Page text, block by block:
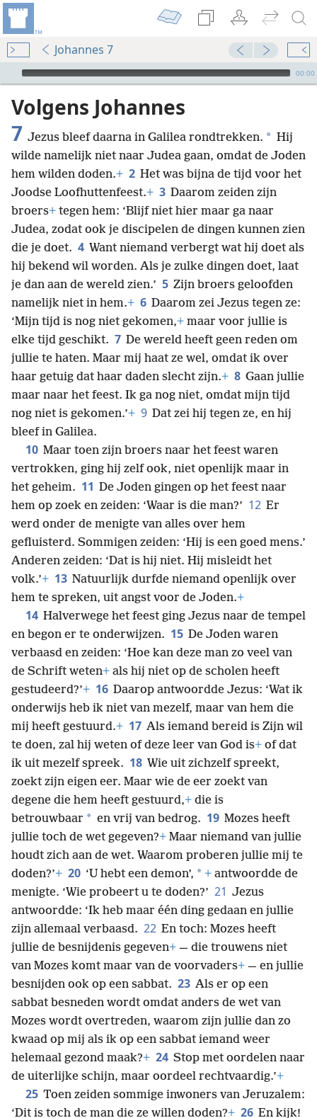
Johannes 7
Audio Player
00:00
Volgens Johannes
7 Jezus bleef daarna in Galilea rondtrekken. * Hij
wilde namelijk niet naar Judea gaan, omdat de Joden
hem wilden doden.+ 2 Het was bijna de tijd voor het
Joodse Loofhuttenfeest.+ 3 Daarom zeiden zijn
broers+ tegen hem: ‘Blijf niet hier maar ga naar
Judea, zodat ook je discipelen de dingen kunnen zien
die je doet. 4 Want niemand verbergt wat hij doet als
hij bekend wil worden. Als je zulke dingen doet, laat
je dan aan de wereld zien.’ 5 Zijn broers geloofden
namelijk niet in hem.+ 6 Daarom zei Jezus tegen ze:
‘Mijn tijd is nog niet gekomen,+ maar voor jullie is
elke tijd geschikt. 7 De wereld heeft geen reden om
jullie te haten. Maar mij haat ze wel, omdat ik over
haar getuig dat haar daden slecht zijn.+ 8 Gaan jullie
maar naar het feest. Ik ga nog niet, omdat mijn tijd
nog niet is gekomen.’+ 9 Dat zei hij tegen ze, en hij
bleef in Galilea.
10 Maar toen zijn broers naar het feest waren
vertrokken, ging hij zelf ook, niet openlijk maar in
het geheim. 11 De Joden gingen op het feest naar
hem op zoek en zeiden: ‘Waar is die man?’ 12 Er
werd onder de menigte van alles over hem
gefluisterd. Sommigen zeiden: ‘Hij is een goed mens.’
Anderen zeiden: ‘Dat is hij niet. Hij misleidt het
volk.’+ 13 Natuurlijk durfde niemand openlijk over
hem te spreken, uit angst voor de Joden.+
14 Halverwege het feest ging Jezus naar de tempel
en begon er te onderwijzen. 15 De Joden waren
verbaasd en zeiden: ‘Hoe kan deze man zo veel van
de Schrift weten+ als hij niet op de scholen heeft
gestudeerd?’+ 16 Daarop antwoordde Jezus: ‘Wat ik
onderwijs heb ik niet van mezelf, maar van hem die
mij heeft gestuurd.+ 17 Als iemand bereid is Zijn wil
te doen, zal hij weten of deze leer van God is+ of dat
ik uit mezelf spreek. 18 Wie uit zichzelf spreekt,
zoekt zijn eigen eer. Maar wie de eer zoekt van
degene die hem heeft gestuurd,+ die is
betrouwbaar * en vrij van bedrog. 19 Mozes heeft
jullie toch de wet gegeven?+ Maar niemand van jullie
houdt zich aan de wet. Waarom proberen jullie mij te
doden?’+ 20 ‘U hebt een demon’, * + antwoordde de
menigte. ‘Wie probeert u te doden?’ 21 Jezus
antwoordde: ‘Ik heb maar één ding gedaan en jullie
zijn allemaal verbaasd. 22 En toch: Mozes heeft
jullie de besnijdenis gegeven+ — die trouwens niet
van Mozes komt maar van de voorvaders+ — en jullie
besnijden ook op een sabbat. 23 Als er op een
sabbat besneden wordt omdat anders de wet van
Mozes wordt overtreden, waarom zijn jullie dan zo
kwaad op mij als ik op een sabbat iemand weer
helemaal gezond maak?+ 24 Stop met oordelen naar
de uiterlijke schijn, maar oordeel rechtvaardig.’+
25 Toen zeiden sommige inwoners van Jeruzalem:
‘Dit is toch de man die ze willen doden?+ 26 En kijk!